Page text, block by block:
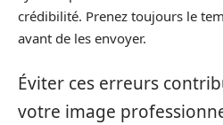
crédibilité. Prenez toujours le
avant de les envoyer.
Éviter ces erreurs
votre image